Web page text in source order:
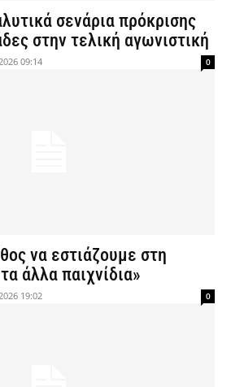
σενάρια πρόκρισης
στην τελική αγωνιστική
09:14 0
να εστιάζουμε στη
άλλα παιχνίδια»
19:02 0